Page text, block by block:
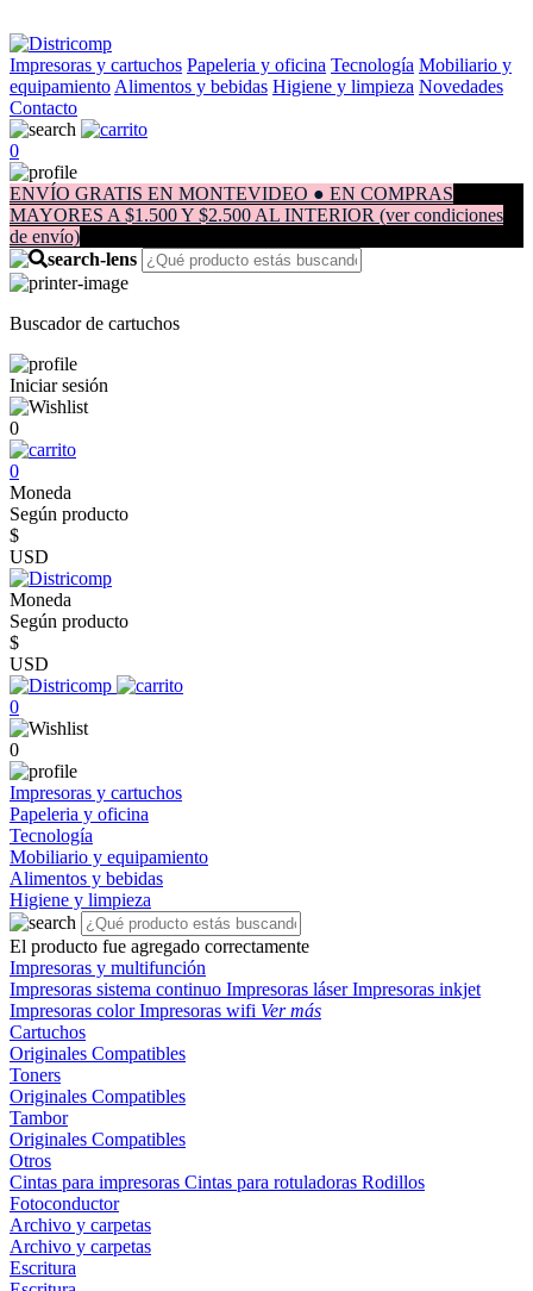
Impresoras y cartuchos Papeleria y oficina Tecnología Mobiliario y
equipamiento Alimentos y bebidas Higiene y limpieza Novedades
Contacto
0
ENVÍO GRATIS EN MONTEVIDEO ● EN COMPRAS
MAYORES A $1.500 Y $2.500 AL INTERIOR (ver condiciones
de envío)
Buscador de cartuchos
Iniciar sesión
0
0
Moneda
Según producto
$
USD
Moneda
Según producto
$
USD
0
0
Impresoras y cartuchos
Papeleria y oficina
Tecnología
Mobiliario y equipamiento
Alimentos y bebidas
Higiene y limpieza
El producto fue agregado correctamente
Impresoras y multifunción
Impresoras sistema continuo Impresoras láserImpresoras inkjet
Impresoras colorImpresoras wifi Ver más
Cartuchos
Originales Compatibles
Toners
Originales Compatibles
Tambor
Originales Compatibles
Otros
Cintas para impresoras Cintas para rotuladoras Rodillos
Fotoconductor
Archivo y carpetas
Archivo y carpetas
Escritura